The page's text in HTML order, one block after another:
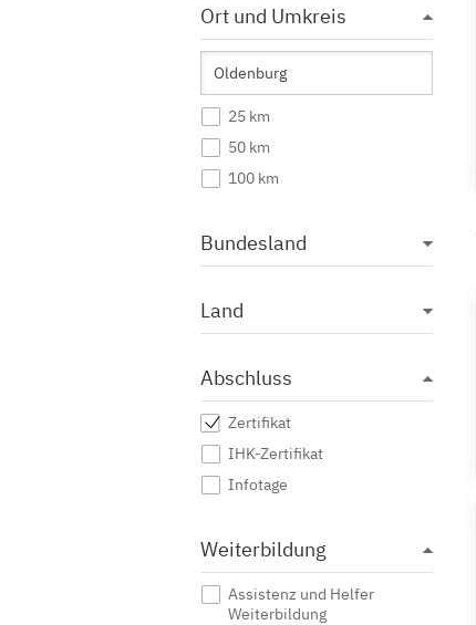
Ort und Umkreis
25 km
50 km
100 km
Bundesland
Land
Abschluss
Zertifikat
IHK-Zertifikat
Infotage
Weiterbildung
Assistenz und Helfer
Weiterbildung